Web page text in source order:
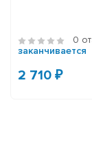
0
заканчивается
2 710 ₽